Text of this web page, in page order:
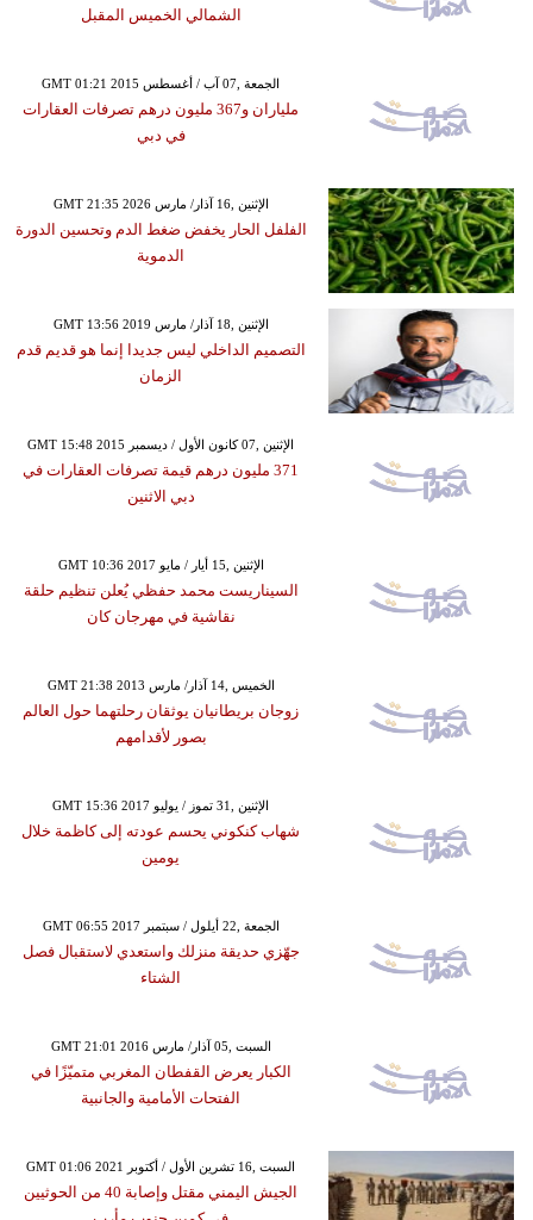
الشمالي الخميس المقبل
GMT 01:21 2015 الجمعة ,07 آب / أغسطس
ملياران و367 مليون درهم تصرفات العقارات
في دبي
GMT 21:35 2026 الإثنين ,16 آذار/ مارس
الفلفل الحار يخفض ضغط الدم وتحسين الدورة
الدموية
GMT 13:56 2019 الإثنين ,18 آذار/ مارس
التصميم الداخلي ليس جديدا إنما هو قديم قدم
الزمان
GMT 15:48 2015 الإثنين ,07 كانون الأول / ديسمبر
371 مليون درهم قيمة تصرفات العقارات في
دبي الاثنين
GMT 10:36 2017 الإثنين ,15 أيار / مايو
السيناريست محمد حفظي يُعلن تنظيم حلقة
نقاشية في مهرجان كان
GMT 21:38 2013 الخميس ,14 آذار/ مارس
زوجان بريطانيان يوثقان رحلتهما حول العالم
بصور لأقدامهم
GMT 15:36 2017 الإثنين ,31 تموز / يوليو
شهاب كنكوني يحسم عودته إلى كاظمة خلال
يومين
GMT 06:55 2017 الجمعة ,22 أيلول / سبتمبر
جهّزي حديقة منزلك واستعدي لاستقبال فصل
الشتاء
GMT 21:01 2016 السبت ,05 آذار/ مارس
الكبار يعرض القفطان المغربي متميّزًا في
الفتحات الأمامية والجانبية
GMT 01:06 2021 السبت ,16 تشرين الأول / أكتوبر
الجيش اليمني مقتل وإصابة 40 من الحوثيين